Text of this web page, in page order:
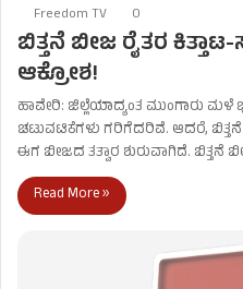
Freedom TV 0
ಬಿತ್ತನೆ ಬೀಜ ರೈತರ
ಆಕ್ರೋಶ!
ಹಾವೇರಿ: ಜಿಲ್ಲೆಯಾದ್ಯಂತ ಮುಂಗಾರು ಮಳೆ
ಚಟುವಟಿಕೆಗಳು ಗರಿಗೆದರಿವೆ. ಆದರೆ, ಬಿತ್ತನೆ
ಈಗ ಬೀಜದ ತತ್ವಾರ ಶುರುವಾಗಿದೆ. ಬಿತ್ತನೆ
Read More »